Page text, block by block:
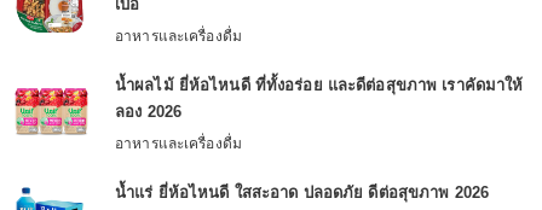
เบื่อ
อาหารและเครื่องดื่ม
น้ำผลไม้ ยี่ห้อไหนดี ที่ทั้งอร่อย และดีต่อสุขภาพ เราคัดมาให้
ลอง 2026
อาหารและเครื่องดื่ม
น้ำแร่ ยี่ห้อไหนดี ใสสะอาด ปลอดภัย ดีต่อสุขภาพ 2026